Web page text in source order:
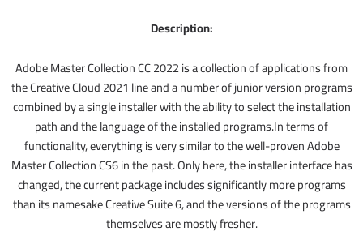
Description:
Adobe Master Collection CC 2022 is a collection of applications from
the Creative Cloud 2021 line and a number of junior version programs
combined by a single installer with the ability to select the installation
path and the language of the installed programs.In terms of
functionality, everything is very similar to the well-proven Adobe
Master Collection CS6 in the past. Only here, the installer interface has
changed, the current package includes significantly more programs
than its namesake Creative Suite 6, and the versions of the programs
themselves are mostly fresher.